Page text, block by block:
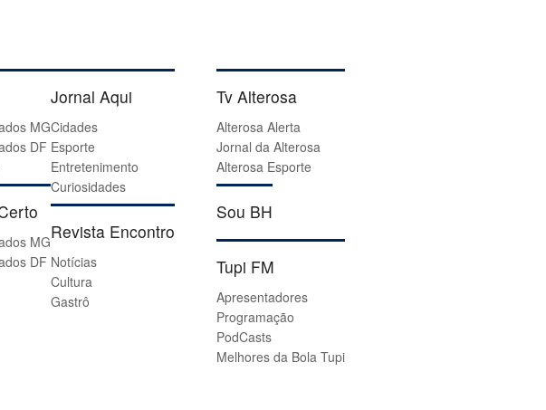
MG
DF
MG
DF
Jornal Aqui
Cidades
Esporte
Entretenimento
Curiosidades
Revista Encontro
Notícias
Cultura
Gastrô
Tv Alterosa
Alterosa Alerta
Jornal da Alterosa
Alterosa Esporte
Sou BH
Tupi FM
Apresentadores
Programação
PodCasts
Melhores da Bola Tupi